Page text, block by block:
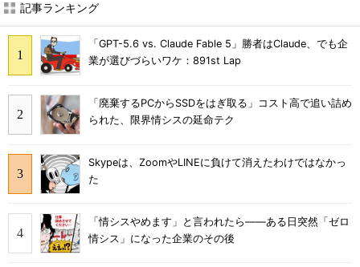
記事ランキング
「GPT-5.6 vs. Claude Fable 5」勝者はClaude、でも企
業が選びづらいワケ：891st Lap
「廃棄するPCからSSDをはぎ取る」コスト高で追い詰め
られた、限界情シスの延命テク
Skypeは、ZoomやLINEに負けて消えたわけではなかっ
た
「情シスやめます」と言われたら――ある日突然「ゼロ
情シス」になった企業のその後